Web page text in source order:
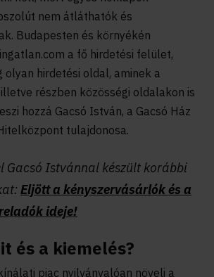
nem átláthatók és
Budapesten és környékén
a fő hirdetési felület,
olyan hirdetési oldal, aminek a
részben közösségi oldalakon is
hozzá Gacsó István, a Gacsó Ház
tulajdonosa.
Gacsó Istvánnal készült korábbi
Eljött a kényszervásárlók és a
ideje!
és a kiemelés?
piac nyilvánvalóan növeli a